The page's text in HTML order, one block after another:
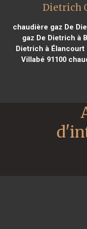
Dietrich
chaudière gaz De
gaz De Dietrich à
Dietrich à Élancourt
Villabé 91100